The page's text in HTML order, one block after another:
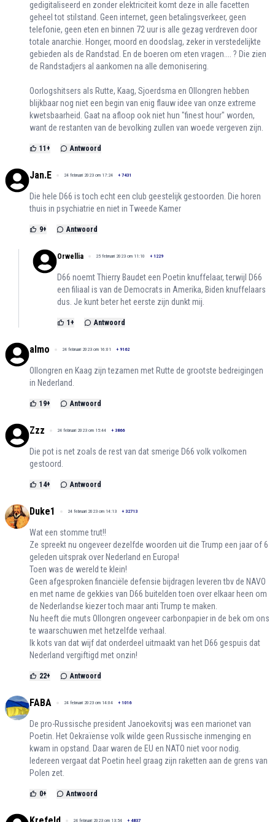
gedigitaliseerd en zonder elektriciteit komt deze in alle facetten
geheel tot stilstand. Geen internet, geen betalingsverkeer, geen
telefonie, geen eten en binnen 72 uur is alle gezag verdreven door
totale anarchie. Honger, moord en doodslag, zeker in verstedelijkte
gebieden als de Randstad. En de boeren om eten vragen.... ? Die zien
de Randstadjers al aankomen na alle demonisering.
Oorlogshitsers als Rutte, Kaag, Sjoerdsma en Ollongren hebben
blijkbaar nog niet een begin van enig flauw idee van onze extreme
kwetsbaarheid. Gaat na afloop ook niet hun "finest hour" worden,
want de restanten van de bevolking zullen van woede vergeven zijn.
11 + Antwoord
Jan.E 24 februari 2023 om 17:24 + 7431
Die hele D66 is toch echt een club geestelijk gestoorden. Die horen
thuis in psychiatrie en niet in Tweede Kamer
9+ Antwoord
Orwellia 25 februari 2023 om 11:10 + 1229
D66 noemt Thierry Baudet een Poetin knuffelaar, terwijl D66
een filiaal is van de Democrats in Amerika, Biden knuffelaars
dus. Je kunt beter het eerste zijn dunkt mij.
1 + Antwoord
almo 24 februari 2023 om 16:01 + 9162
Ollongren en Kaag zijn tezamen met Rutte de grootste bedreigingen
in Nederland.
19+ Antwoord
Zzz 24 februari 2023 om 15:44 + 3866
Die pot is net zoals de rest van dat smerige D66 volk volkomen
gestoord.
14+ Antwoord
Duke1 24 februari 2023 om 14:13 + 32713
Wat een stomme trut!!
Ze spreekt nu ongeveer dezelfde woorden uit die Trump een jaar of 6
geleden uitsprak over Nederland en Europa!
Toen was de wereld te klein!
Geen afgesproken financiële defensie bijdragen leveren tbv de NAVO
en met name de gekkies van D66 buitelden toen over elkaar heen om
de Nederlandse kiezer toch maar anti Trump te maken.
Nu heeft die muts Ollongren ongeveer carbonpapier in de bek om ons
te waarschuwen met hetzelfde verhaal.
Ik kots van dat wijf dat onderdeel uitmaakt van het D66 gespuis dat
Nederland vergiftigd met onzin!
22+ Antwoord
FABA 24 februari 2023 om 14:04 + 1016
De pro-Russische president Janoekovitsj was een marionet van
Poetin. Het Oekraïense volk wilde geen Russische inmenging en
kwam in opstand. Daar waren de EU en NATO niet voor nodig.
Iedereen vergaat dat Poetin heel graag zijn raketten aan de grens van
Polen zet.
0+ Antwoord
24 februari 2023 om 13:54 + 4837